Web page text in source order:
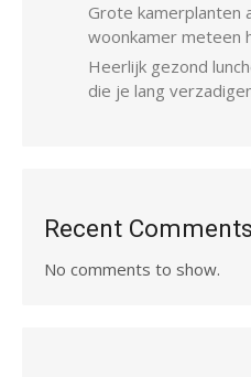
Grote kamerplanten
woonkamer meteen
Heerlijk gezond
die je lang
Recent Comments
No comments to show.